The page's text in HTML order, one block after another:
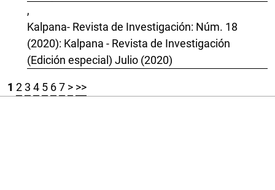
,
Kalpana- Revista de Investigación: Núm. 18
(2020): Kalpana - Revista de Investigación
(Edición especial) Julio (2020)
1 2 3 4 5 67 > >>